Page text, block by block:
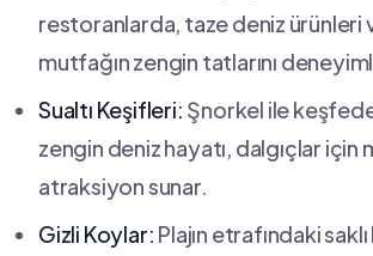
restoranlarda, taze deniz⁣ ürünleri
‌mutfağın zengin tatlarını
Sualtı Keşifleri: Şnorkel ile
zengin deniz hayatı, dalgıçlar için
atraksiyon sunar.
Gizli Koylar: Plajın etrafındaki‍